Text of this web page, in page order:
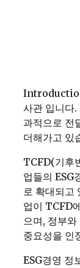
사관 입니다.
과적으로 전
더해가고 있
TCFD(기후
업들의 ESG
로 확대되고
업이 TCFD
으며, 정부와
중요성을 인
ESG경영 정